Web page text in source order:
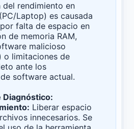
del rendimiento en
Laptop) es causada
falta de espacio en
de memoria RAM,
malicioso
o limitaciones de
ante los
software actual.
Diagnóstico:
Liberar espacio
innecesarios. Se